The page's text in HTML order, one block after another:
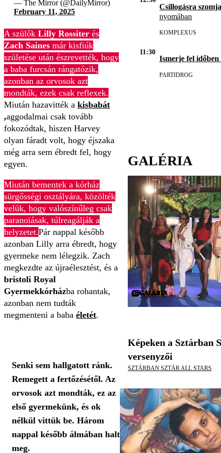
— The Mirror (@DailyMirror)
February 11, 2025
A szülők Lilly Rossiter és
Zach Saines már kisfiúk
születése után észrevették, hogy
a baba furcsán rángatózik,
azonban az orvosok azt
mondták, ezek csak reflexek.
Miután hazavitték a kisbabát
,aggodalmai csak tovább
fokozódtak, hiszen Harvey
olyan fáradt volt, hogy éjszaka
még arra sem ébredt fel, hogy
egyen.
Miután bementek a kórház
sürgősségi osztályára, közölték
velük, hogy valószínűleg csak
paranoiásak, túlreagálják a
helyzetet.Pár nappal később
azonban Lilly arra ébredt, hogy
gyermeke nem lélegzik. Zach
megkezdte az újraélesztést, és a
bristoli Royal
Gyermekkórházba rohantak,
azonban nem tudták
megmenteni a baba életét.
Senki sem hallgatott ránk.
Remegett a fertőzésétől. Az
orvosok azt mondták, ez az
első gyermekünk, és ok
nélkül vittük be. Három
nappal később álmában halt
meg.
Csillogásra
nyomában
KOMPLEXUS
11:30
Ismerje fel időben
PARTIDROG
GALÉRIA
GALÉRIA
GALÉRIA
GALÉRIA
GALÉRIA
GALÉRIA
GALÉRIA
GALÉRIA
GALÉRIA
GALÉRIA
GALÉRIA
GALÉRIA
GALÉRIA
GALÉRIA
GALÉRIA
GALÉRIA
GALÉRIA
GALÉRIA
GALÉRIA
GALÉRIA
GALÉRIA
GALÉRIA
GALÉRIA
GALÉRIA
GALÉRIA
GALÉRIA
GALÉRIA
GALÉRIA
GALÉRIA
GALÉRIA
GALÉRIA
Képeken a Sztárban
versenyzői
SZTÁRBAN SZTÁR ALL STARS